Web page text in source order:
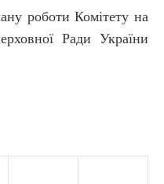
роботи Комітету на
Ради України